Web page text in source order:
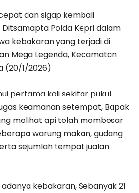
dan sigap kembali
Polda Kepri dalam
kebakaran yang terjadi di
Mega Legenda, Kecamatan
(20/1/2026)
pertama kali sekitar pukul
keamanan setempat, Bapak
melihat api telah membesar
warung makan, gudang
sejumlah tempat jualan
kebakaran, Sebanyak 21